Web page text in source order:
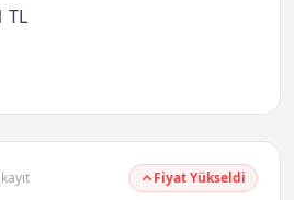
TL
Fiyat Yükseldi